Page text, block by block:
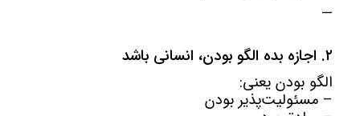
—
۲. اجازه بده الگو بودن، انسانی باشد
الگو بودن یعنی:
– مسئولیت‌پذیر بودن